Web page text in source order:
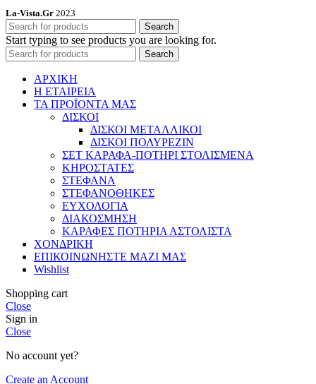
La-Vista.Gr 2023
Search
Start typing to see products you are looking for.
Search
ΑΡΧΙΚΗ
Η ΕΤΑΙΡΕΙΑ
ΤΑ ΠΡΟΪΟΝΤΑ ΜΑΣ
ΔΙΣΚΟΙ
ΔΙΣΚΟΙ ΜΕΤΑΛΛΙΚΟΙ
ΔΙΣΚΟΙ ΠΟΛΥΡΕΖΙΝ
ΣΕΤ ΚΑΡΑΦΑ-ΠΟΤΗΡΙ ΣΤΟΛΙΣΜΕΝΑ
ΚΗΡΟΣΤΑΤΕΣ
ΣΤΕΦΑΝΑ
ΣΤΕΦΑΝΟΘΗΚΕΣ
ΕΥΧΟΛΟΓΙΑ
ΔΙΑΚΟΣΜΗΣΗ
ΚΑΡΑΦΕΣ ΠΟΤΗΡΙΑ ΑΣΤΟΛΙΣΤΑ
ΧΟΝΔΡΙΚΗ
ΕΠΙΚΟΙΝΩΝΗΣΤΕ ΜΑΖΙ ΜΑΣ
Wishlist
Shopping cart
Close
Sign in
Close
No account yet?
Create an Account